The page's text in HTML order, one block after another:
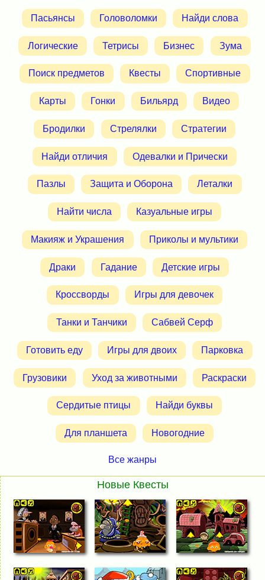
Пасьянсы Головоломки Найди слова
Логические Тетрисы Бизнес Зума
Поиск предметов Квесты Спортивные
Карты Гонки Бильярд Видео
Бродилки Стрелялки Стратегии
Найди отличия Одевалки и Прически
Пазлы Защита и Оборона Леталки
Найти числа Казуальные игры
Макияж и Украшения Приколы и мультики
Драки Гадание Детские игры
Кроссворды Игры для девочек
Танки и Танчики Сабвей Серф
Готовить еду Игры для двоих Парковка
Грузовики Уход за животными Раскраски
Сердитые птицы Найди буквы
Для планшета Новогодние
Все жанры
Новые Квесты